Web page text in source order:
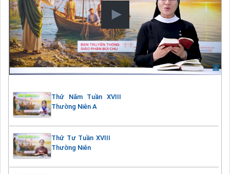
Thứ Năm Tuần XVIII
Thường Niên A
Thứ Tư Tuần XVIII
Thường Niên